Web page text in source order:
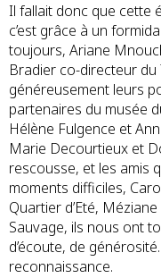
Il fallait donc que cette
c’est grâce à un
toujours, Ariane
Bradier co-directeur
généreusement leurs
partenaires du musée
Hélène Fulgence et
Marie Decourtieux et
rescousse, et les amis
moments difficiles,
Quartier d’Eté,
Sauvage, ils nous ont
d’écoute, de
reconnaissance.